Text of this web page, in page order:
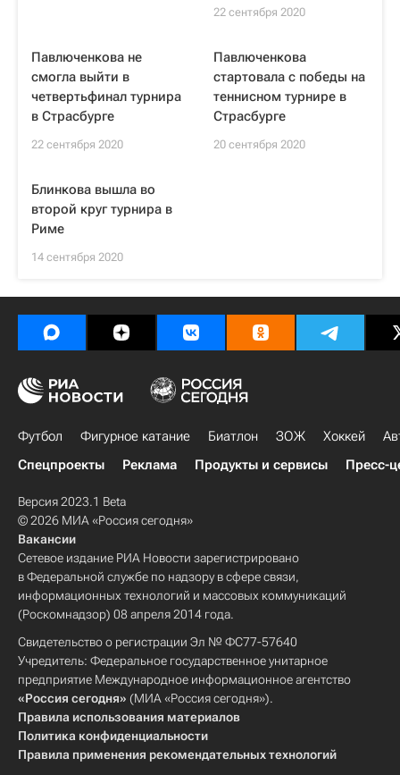
22 сентября 2020
Павлюченкова не
смогла выйти в
четвертьфинал турнира
в Страсбурге
22 сентября 2020
Павлюченкова
стартовала с победы на
теннисном турнире в
Страсбурге
20 сентября 2020
Блинкова вышла во
второй круг турнира в
Риме
14 сентября 2020
Футбол Фигурное катание Биатлон ЗОЖ Хоккей
Спецпроекты
Реклама Продукты и сервисы Пресс-
Версия 2023.1 Beta
© 2026 МИА «Россия сегодня»
Вакансии
Сетевое издание РИА Новости зарегистрировано
в Федеральной службе по надзору в сфере связи,
информационных технологий и массовых коммуникаций
(Роскомнадзор) 08 апреля 2014 года.
Свидетельство о регистрации Эл № ФС77-57640
Учредитель: Федеральное государственное унитарное
предприятие Международное информационное агентство
«Россия сегодня» (МИА «Россия сегодня»).
Правила использования материалов
Политика конфиденциальности
Правила применения рекомендательных технологий